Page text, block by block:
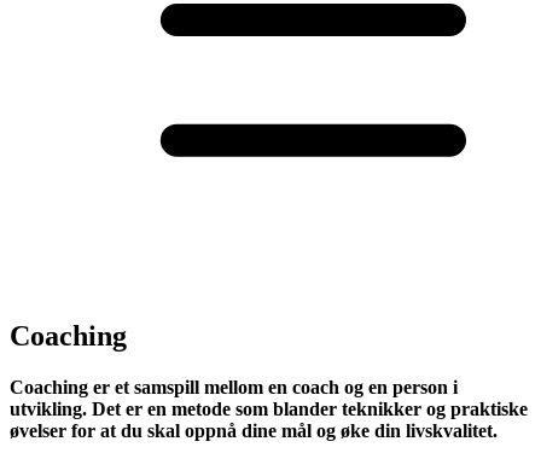
Coaching
Coaching er et samspill mellom en coach og en person i
utvikling. Det er en metode som blander teknikker og praktiske
øvelser for at du skal oppnå dine mål og øke din livskvalitet.